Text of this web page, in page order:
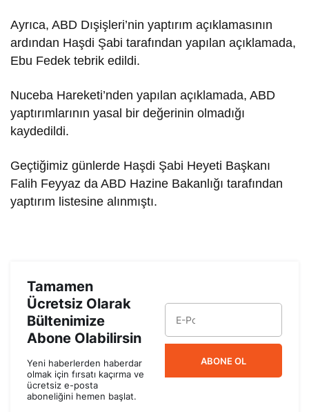
Ayrıca, ABD Dışişleri’nin yaptırım açıklamasının
ardından Haşdi Şabi tarafından yapılan açıklamada,
Ebu Fedek tebrik edildi.
Nuceba Hareketi’nden yapılan açıklamada, ABD
yaptırımlarının yasal bir değerinin olmadığı
kaydedildi.
Geçtiğimiz günlerde Haşdi Şabi Heyeti Başkanı
Falih Feyyaz da ABD Hazine Bakanlığı tarafından
yaptırım listesine alınmıştı.
Tamamen
Ücretsiz Olarak
Bültenimize
Abone Olabilirsin
Yeni haberlerden haberdar
olmak için fırsatı kaçırma ve
ücretsiz e-posta
aboneliğini hemen başlat.
ABONE OL